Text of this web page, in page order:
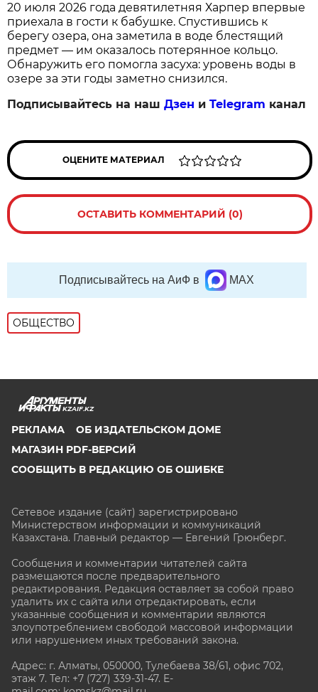
20 июля 2026 года девятилетняя Харпер впервые
приехала в гости к бабушке. Спустившись к
берегу озера, она заметила в воде блестящий
предмет — им оказалось потерянное кольцо.
Обнаружить его помогла засуха: уровень воды в
озере за эти годы заметно снизился.
Подписывайтесь на нашДзен иTelegram канал
ОЦЕНИТЕ МАТЕРИАЛ
ОСТАВИТЬ КОММЕНТАРИЙ (0)
Подписывайтесь на АиФ в MAX
ОБЩЕСТВО
KZAIF.KZ
РЕКЛАМА
ОБ ИЗДАТЕЛЬСКОМ ДОМЕ
МАГАЗИН PDF-ВЕРСИЙ
СООБЩИТЬ В РЕДАКЦИЮ ОБ ОШИБКЕ
Сетевое издание (сайт) зарегистрировано
Министерством информации и коммуникаций
Казахстана. Главный редактор — Евгений Грюнберг.
Сообщения и комментарии читателей сайта
размещаются после предварительного
редактирования. Редакция оставляет за собой право
удалить их с сайта или отредактировать, если
указанные сообщения и комментарии являются
злоупотреблением свободой массовой информации
или нарушением иных требований закона.
Адрес: г. Алматы, 050000, Тулебаева 38/61, офис 702,
этаж 7. Тел: +7 (727) 339-31-47. E-